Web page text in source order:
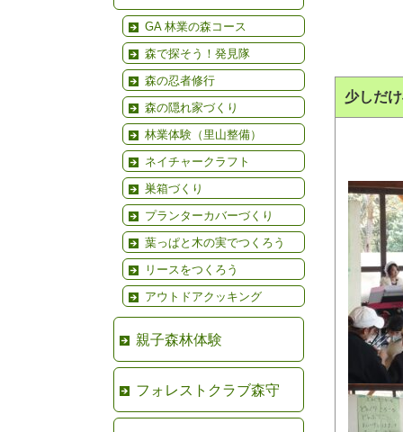
GA 林業の森コース
森で探そう！発見隊
森の忍者修行
森の隠れ家づくり
林業体験（里山整備）
ネイチャークラフト
巣箱づくり
プランターカバーづくり
葉っぱと木の実でつくろう
リースをつくろう
アウトドアクッキング
親子森林体験
フォレストクラブ森守
少しだ